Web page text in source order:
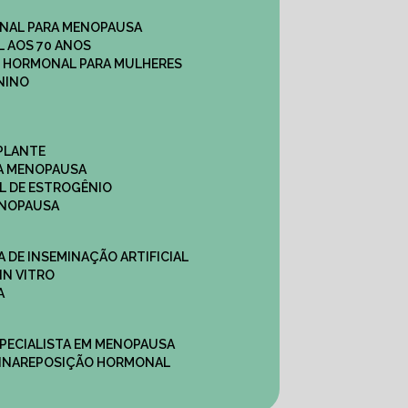
PARA MENOPAUSA
AOS 70 ANOS
HORMONAL PARA MULHERES
MENOPAUSA
DE ESTROGÊNIO
DE INSEMINAÇÃO ARTIFICIAL
VITRO
EM MENOPAUSA
REPOSIÇÃO HORMONAL